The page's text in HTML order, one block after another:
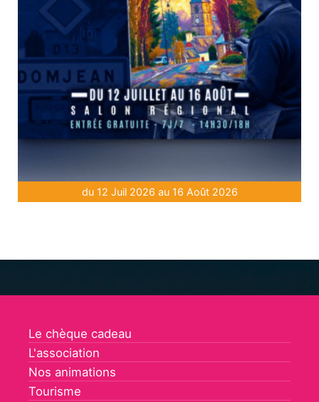
du 12 Juil 2026 au 16 Août 2026
Le chèque cadeau
L'association
Nos animations
Tourisme